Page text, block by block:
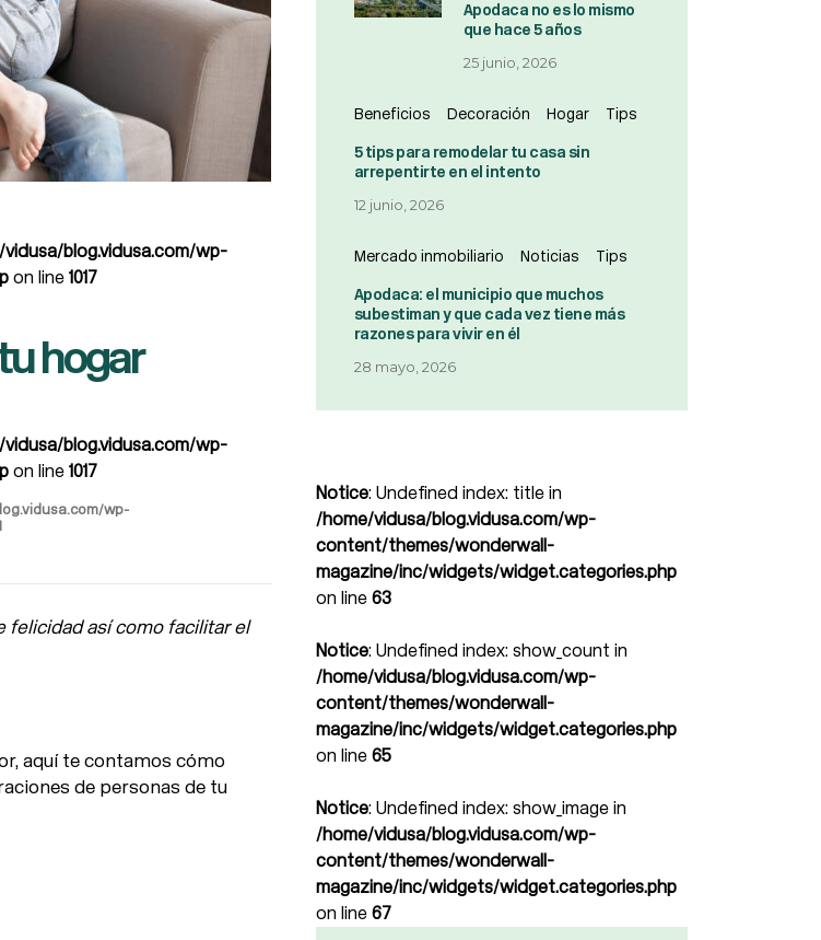
blog.vidusa.com/wp-
on line 1017
hogar
blog.vidusa.com/wp-
on line 1017
wp-
felicidad así como facilitar el
aquí te contamos cómo
de personas de tu
Apodaca no es lo mismo
que hace 5 años
25 junio, 2026
Beneficios Decoración Hogar Tips
5 tips para remodelar tu casa sin
arrepentirte en el intento
12 junio, 2026
Mercado inmobiliario Noticias Tips
Apodaca: el municipio que muchos
subestiman y que cada vez tiene más
razones para vivir en él
28 mayo, 2026
Notice: Undefined index: title in
/home/vidusa/blog.vidusa.com/wp-
content/themes/wonderwall-
magazine/inc/widgets/widget.categories.php
on line 63
Notice: Undefined index: show_count in
/home/vidusa/blog.vidusa.com/wp-
content/themes/wonderwall-
magazine/inc/widgets/widget.categories.php
on line 65
Notice: Undefined index: show_image in
/home/vidusa/blog.vidusa.com/wp-
content/themes/wonderwall-
magazine/inc/widgets/widget.categories.php
on line 67